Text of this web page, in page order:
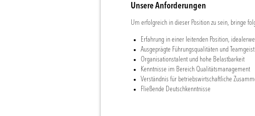
Unsere Anforderungen
Um erfolgreich in dieser Position zu sein, bringe
Erfahrung in einer leitenden Position,
Ausgeprägte Führungsqualitäten und Teamgeist
Organisationstalent und hohe Belastbarkeit
Kenntnisse im Bereich Qualitätsmanagement
Verständnis für betriebswirtschaftliche
Fließende Deutschkenntnisse